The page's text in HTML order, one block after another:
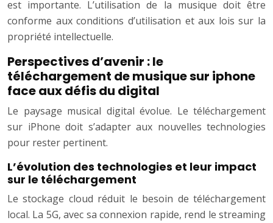
est importante. L’utilisation de la musique doit être
conforme aux conditions d’utilisation et aux lois sur la
propriété intellectuelle.
Perspectives d’avenir : le
téléchargement de musique sur iphone
face aux défis du digital
Le paysage musical digital évolue. Le téléchargement
sur iPhone doit s’adapter aux nouvelles technologies
pour rester pertinent.
L’évolution des technologies et leur impact
sur le téléchargement
Le stockage cloud réduit le besoin de téléchargement
local. La 5G, avec sa connexion rapide, rend le streaming